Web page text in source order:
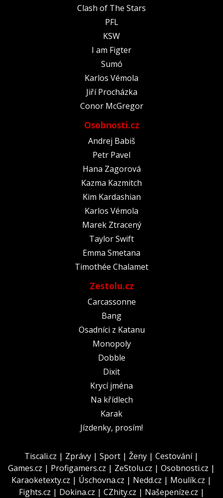
Clash of The Stars
PFL
KSW
I am Figter
Sumó
Karlos Vémola
Jiří Procházka
Conor McGregor
Osobnosti.cz
Andrej Babiš
Petr Pavel
Hana Zagorová
Kazma Kazmitch
Kim Kardashian
Karlos Vémola
Marek Ztracený
Taylor Swift
Emma Smetana
Timothée Chalamet
Zestolu.cz
Carcassonne
Bang
Osadníci z Katanu
Monopoly
Dobble
Dixit
Krycí jména
Na křídlech
Karak
Jízdenky, prosím!
Tiscali.cz | Zprávy | Sport | Ženy | Cestování|
Games.cz | Profigamers.cz | ZeStolu.cz | Osobnosti.cz |
Karaoketexty.cz | Úschovna.cz | Nedd.cz | Moulík.cz |
Fights.cz | Dokina.cz | CZhity.cz | Našepeníze.cz |